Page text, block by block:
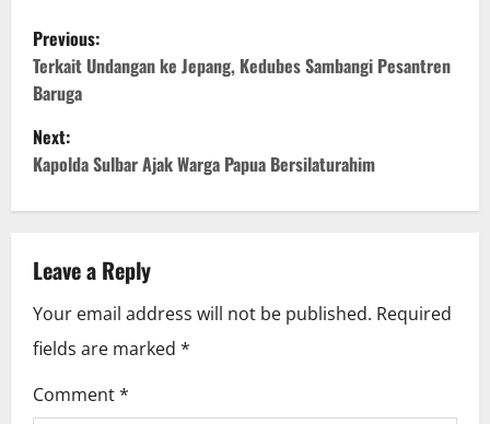
P
o
s
t
n
a
v
i
g
Previous:
Terkait Undangan ke Jepang, Kedubes Sambangi Pesantren
Baruga
Next:
Kapolda Sulbar Ajak Warga Papua Bersilaturahim
Leave a Reply
Your email address will not be published. Required
fields are marked *
Comment*